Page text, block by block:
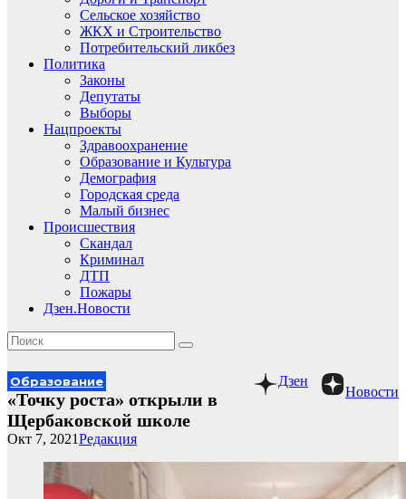
Сельское хозяйство
ЖКХ и Строительство
Потребительский ликбез
Политика
Законы
Депутаты
Выборы
Нацпроекты
Здравоохранение
Образование и Культура
Демография
Городская среда
Малый бизнес
Происшествия
Скандал
Криминал
ДТП
Пожары
Дзен.Новости
Новости
Дзен
Образование
«Точку роста» открыли в
Щербаковской школе
Редакция
Окт 7, 2021